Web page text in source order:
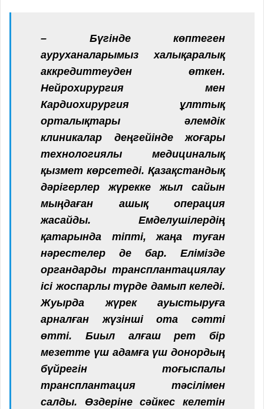
– Бүгінде көптеген
ауруханаларымыз халықаралық
аккредиттеуден өткен.
Нейрохирургия мен
Кардиохирургия ұлттық
орталықтары әлемдік
клиникалар деңгейінде жоғары
технологиялы медициналық
қызмет көрсетеді. Қазақстандық
дәрігерлер жүрекке жыл сайын
мыңдаған ашық операция
жасайды. Емделушілердің
қатарында тіпті, жаңа туған
нәрестелер де бар. Елімізде
органдарды трансплантациялау
ісі жоспарлы түрде дамып келеді.
Жуырда жүрек ауыстыруға
арналған жүзінші ота сәтті
өтті. Биыл алғаш рет бір
мезетте үш адамға үш донордың
бүйрегін тоғыспалы
трансплантация тәсілімен
салды. Өздеріне сәйкес келетін